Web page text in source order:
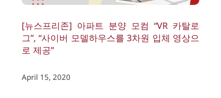
[뉴스프리존] 아파트 분양 모컴 “VR 카탈로
그”, “사이버 모델하우스를 3차원 입체 영상으
로 제공”
April 15, 2020